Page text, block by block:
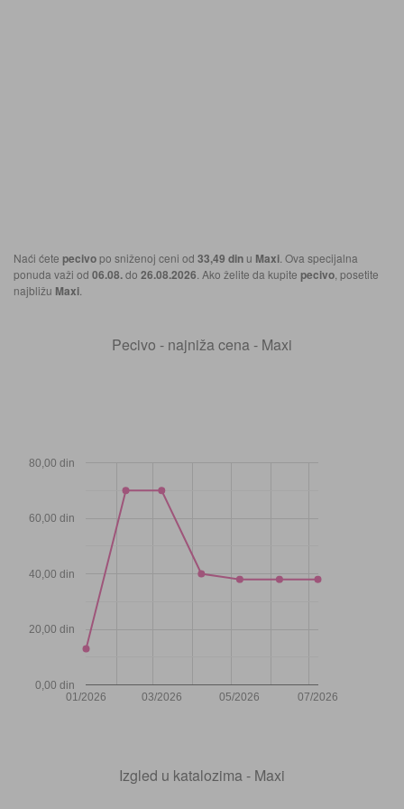
Naći ćete pecivopo sniženoj ceni od 33,49 din u Maxi . Ova specijalna
ponuda važi od 06.08.do 26.08.2026 . Ako želite da kupite pecivo , posetite
najbližu Maxi
Pecivo - najniža cena - Maxi
01/2026 03/2026 05/2026 07/2026
0,00 din
20,00 din
40,00 din
60,00 din
80,00 din
Izgled u katalozima - Maxi